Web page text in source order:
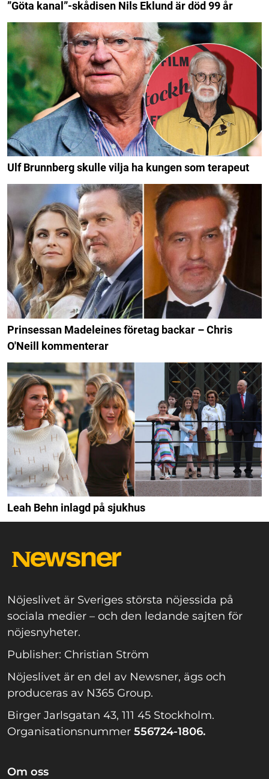
”Göta kanal”-skådisen Nils Eklund är död 99 år
Ulf Brunnberg skulle vilja ha kungen som terapeut
Prinsessan Madeleines företag backar – Chris
O'Neill kommenterar
Leah Behn inlagd på sjukhus
Nöjeslivet är Sveriges största nöjessida på
sociala medier – och den ledande sajten för
nöjesnyheter.
Publisher: Christian Ström
Nöjeslivet är en del av Newsner, ägs och
produceras av N365 Group.
Birger Jarlsgatan 43, 111 45 Stockholm.
Organisationsnummer 556724-1806.
Om oss